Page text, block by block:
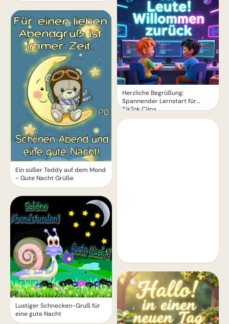
Ein süßer Teddy auf dem Mond
- Gute Nacht Grüße
Lustiger Schnecken-Gruß für
eine gute Nacht
Herzliche Begrüßung:
Spannender Lernstart für
TikTok Clips